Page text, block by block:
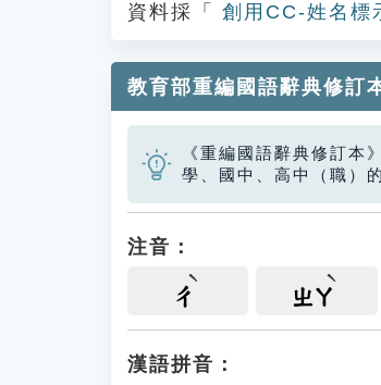
資料採「
創用CC-姓名標
教育部重編國語辭典修訂
《重編國語辭典修訂本
學、國中、高中（職）
注音：
ㄔ ㄓㄚ
漢語拼音：